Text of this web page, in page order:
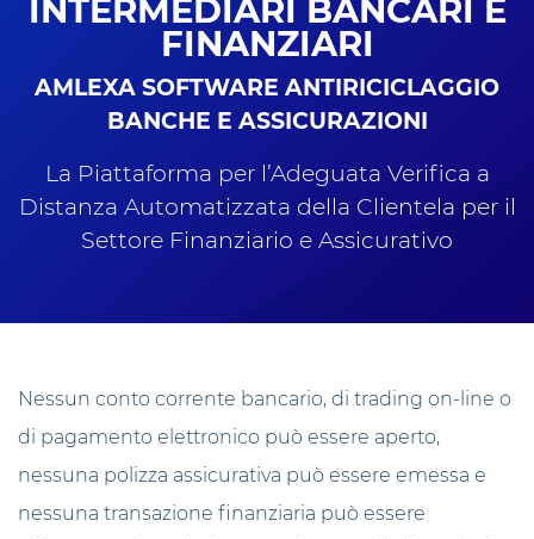
INTERMEDIARI BANCARI E
FINANZIARI
AMLEXA SOFTWARE ANTIRICICLAGGIO
BANCHE E ASSICURAZIONI
La Piattaforma per l’Adeguata Verifica a
Distanza Automatizzata della Clientela per il
Settore Finanziario e Assicurativo
Nessun conto corrente bancario, di trading on-line o
di pagamento elettronico può essere aperto,
nessuna polizza assicurativa può essere emessa e
nessuna transazione finanziaria può essere